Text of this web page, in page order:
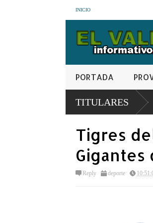
INICIO
PORTADA
TITULARES
Tigres
Gigantes
Reply deporte